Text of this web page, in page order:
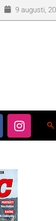
9 augusti,